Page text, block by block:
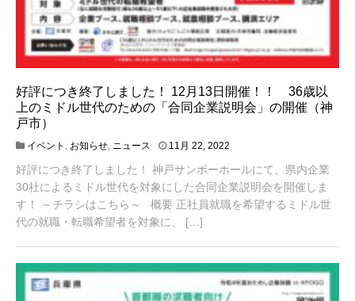
好評につき終了しました！ 12月13日開催！！ 36歳以
上のミドル世代のための「合同企業説明会」の開催（神
戸市）
イベント , お知らせ, ニュース 11月 22, 2022
月
2
3
,
2
好評につき終了しました！ 神戸サンボーホールにて、県内企業
30社によるミドル世代を対象にした合同企業説明会を開催しま
す！ ～チラシはこちら～ 概要 正社員就職を希望するミドル世
代の就職・転職希望者を対象に、 […]